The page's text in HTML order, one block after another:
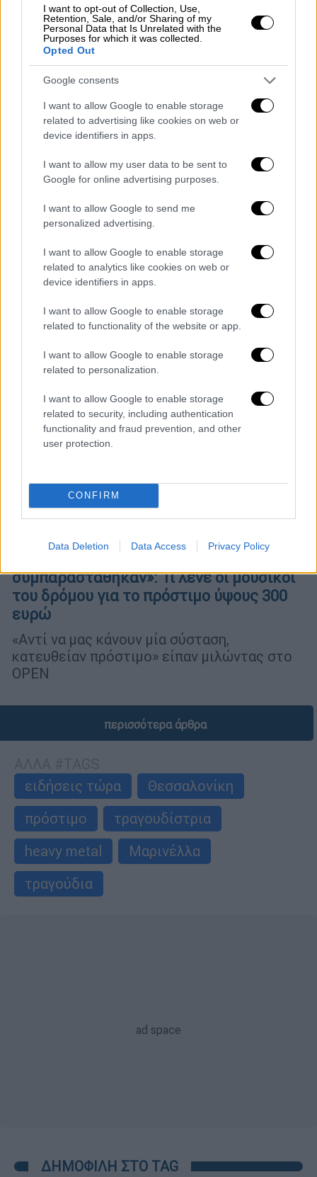
I want to opt-out of Collection, Use,
Retention, Sale, and/or Sharing of my
Personal Data that Is Unrelated with the
Purposes for which it was collected.
Opted Out
Google consents
I want to allow Google to enable storage
related to advertising like cookies on web or
device identifiers in apps.
I want to allow my user data to be sent to
Google for online advertising purposes.
I want to allow Google to send me
personalized advertising.
I want to allow Google to enable storage
related to analytics like cookies on web or
device identifiers in apps.
I want to allow Google to enable storage
related to functionality of the website or app.
I want to allow Google to enable storage
related to personalization.
I want to allow Google to enable storage
related to security, including authentication
functionality and fraud prevention, and other
user protection.
CONFIRM
Data Deletion Data Access Privacy Policy
Ελλάδα|22.04.2026 08:01
Θεσσαλονίκη: Ο δήμος «παίρνει πίσω» το
πρόστιμο των 300 ευρώ στους Yilturum -
«Δικαιωθήκαμε, αλλά δεν θα σταματήσουμε
εδώ», αναφέρουν οι Yilturum
Ελλάδα| 21.04.2026 17:44
συμπαραστάθηκαν»: Τι λένε οι μουσικοί
του δρόμου για το πρόστιμο ύψους 300
ευρώ
«Αντί να μας κάνουν μία σύσταση,
κατευθείαν πρόστιμο» είπαν μιλώντας στο
OPEN
περισσότερα άρθρα
ειδήσεις τώρα
Θεσσαλονίκη
πρόστιμο
τραγουδίστρια
heavy metal
Μαρινέλλα
τραγούδια
ΔΗΜΟΦΙΛΗ ΣΤΟ TAG